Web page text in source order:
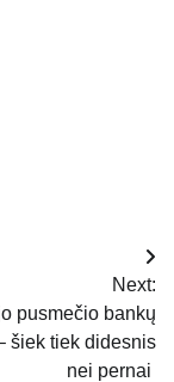
Next:
pusmečio bankų
šiek tiek didesnis
nei pernai